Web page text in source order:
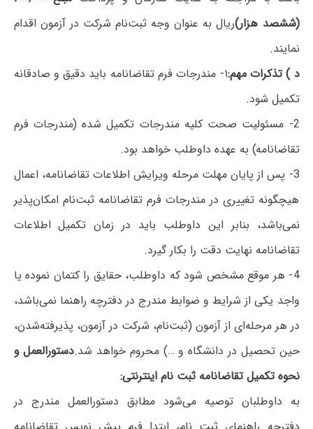
(ششصد هزار)ریال به عنوان وجه ثبت‌نام شرکت در آزمون اقدام
نمایند.
د‍ ) تذکرات‌ مهم: ۱- مندرجات فرم تقاضانامه باید دقیق و صادقانه
تکمیل شود.
2- مسئولیت‌ صحت‌ کلیه‌ مندرجات‌ تکمیل‌ شده‌ (مندرجات‌ فرم‌
تقاضانامه) به‌ عهده‌ داوطلب‌ خواهد بود.
3- پس از پایان مهلت مرحله ویرایش اطلاعات تقاضانامه، اعمال
هیچگونه تغییری در مندرجات فرم‌ تقاضانامه‌ ثبت‌نام امکان‌پذیر
نمی‌باشد، بنابر این‌ داوطلب‌ باید در زمان تکمیل اطلاعات
تقاضانامه نهایت دقت را بکار گیرد.
4- هر موقع‌ مشخص‌ شود که‌ داوطلب،‌ حقایق‌ را کتمان‌ نموده‌ یا
واجد یکی‌ از شرایط و ضوابط مندرج‌ در دفترچه‌ راهنما نمی‌باشد،
در هر مرحله‌ای‌ از آزمون‌ (ثبت‌نام‌، شرکت‌ در آزمون‌، پذیرفته‌شدن‌،
حین‌ تحصیل‌ در دانشگاه ‌و …) محروم‌ خواهد شد.دستورالعمل و
نحوه تکمیل تقاضانامه ثبت نام اینترنتی:
به داوطلبان توصیه می‌شود مطابق دستورالعمل مندرج در